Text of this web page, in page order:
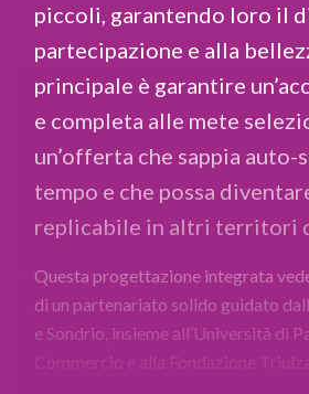
piccoli, garantendo loro il
partecipazione e alla
principale è garantire
e completa alle mete
un’offerta che sappia auto-
tempo e che possa
replicabile in altri territori
Questa progettazione integrata
di un partenariato solido guidato
e Sondrio, insieme all’Università di
Commercio e alla Fondazione